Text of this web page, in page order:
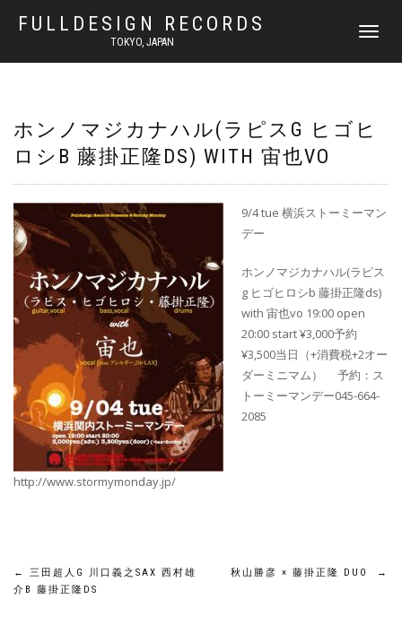
FULLDESIGN RECORDS
TOKYO, JAPAN
ナ
ゲ
ン
り
ホンノマジカナハル(ラピスG ヒゴヒ
ロシB 藤掛正隆DS) WITH 宙也VO
9/4 tue 横浜ストーミーマン
デー
ホンノマジカナハル(ラピス
g ヒゴヒロシb 藤掛正隆ds)
with 宙也vo 19:00 open
20:00 start ¥3,000予約
¥3,500当日（+消費税+2オー
ダーミニマム） 予約：ス
トーミーマンデー045-664-
2085
http://www.stormymonday.jp/
←
三田超人G 川口義之SAX 西村雄
介B 藤掛正隆DS
秋山勝彦 × 藤掛正隆 DUO →